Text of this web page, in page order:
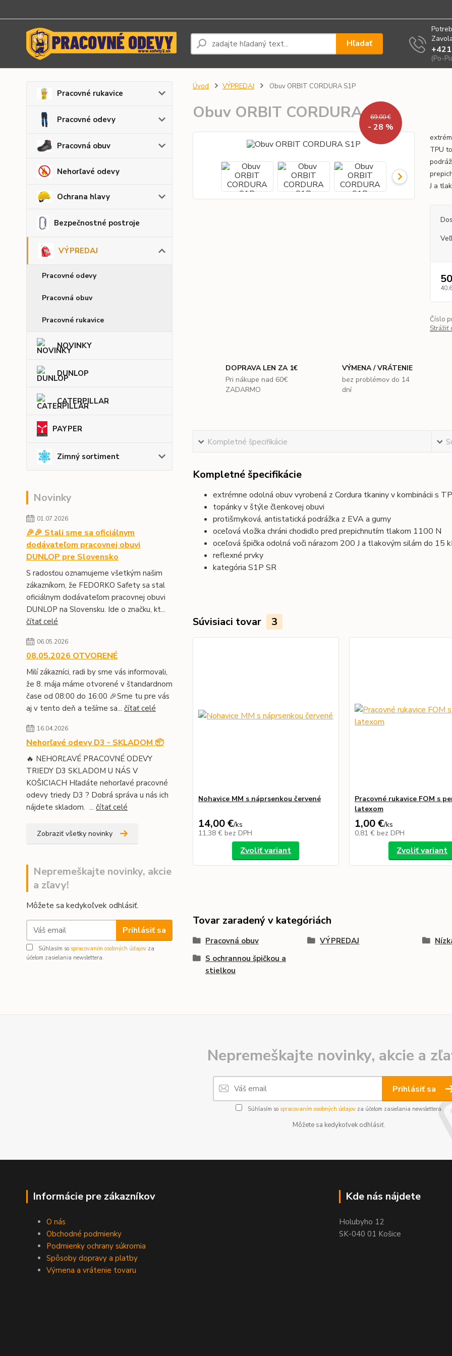
Hľadať
(Po-
Pracovné rukavice
Pracovné odevy
Pracovná obuv
Nehorľavé odevy
Ochrana hlavy
Bezpečnostné postroje
VÝPREDAJ
Pracovné odevy
Pracovná obuv
Pracovné rukavice
NOVINKY
DUNLOP
CATERPILLAR
PAYPER
Zimný sortiment
Novinky
01.07.2026
🎉🎉 Stali sme sa oficiálnym
dodávateľom pracovnej obuvi
DUNLOP pre Slovensko
S radosťou oznamujeme všetkým našim
zákazníkom, že FEDORKO Safety sa stal
oficiálnym dodávateľom pracovnej obuvi
DUNLOP na Slovensku. Ide o značku, kt...
čítať celé
06.05.2026
08.05.2026 OTVORENÉ
Milí zákazníci, radi by sme vás informovali,
že 8. mája máme otvorené v štandardnom
čase od 08:00 do 16:00 🎉Sme tu pre vás
aj v tento deň a tešíme sa... čítať celé
16.04.2026
Nehorľavé odevy D3 - SKLADOM 📦
🔥 NEHORĽAVÉ PRACOVNÉ ODEVY
TRIEDY D3 SKLADOM U NÁS V
KOŠICIACH Hľadáte nehorľavé pracovné
odevy triedy D3 ? Dobrá správa u nás ich
nájdete skladom. ... čítať celé
Zobraziť všetky novinky
Nepremeškajte novinky, akcie
a zľavy!
Môžete sa kedykoľvek odhlásiť.
Prihlásiť sa
Súhlasím so spracovaním osobných údajov za
účelom zasielania newslettera.
Úvod VÝPREDAJ Obuv ORBIT CORDURA S1P
Obuv ORBIT CORDURA S1P
69,00 €
- 28 %
TPU
J a
Číslo
Strážiť
DOPRAVA LEN ZA 1€
Pri nákupe nad 60€
ZADARMO
VÝMENA / VRÁTENIE
bez problémov do 14
dní
Kompletné špecifikácie
Kompletné špecifikácie
extrémne odolná obuv vyrobená z Cordura tkaniny v kombinácii s
topánky v štýle členkovej obuvi
protišmyková, antistatická podrážka z EVA a gumy
oceľová vložka chráni chodidlo pred prepichnutím tlakom 1100 N
oceľová špička odolná voči nárazom 200 J a tlakovým silám do 15
reflexné prvky
kategória S1P SR
Súvisiaci tovar 3
Nohavice MM s náprsenkou červené
14,00 €/ks
11,38 € bez DPH
Zvoliť variant
Pracovné rukavice FOM s
latexom
1,00 €/ks
0,81 € bez DPH
Zvoliť variant
Tovar zaradený v kategóriách
Pracovná obuv VÝPREDAJ
S ochrannou špičkou a
stielkou
Nepremeškajte novinky, akcie a
Prihlásiť sa
Súhlasím so spracovaním osobných údajovza účelom zasielania newslettera.
Môžete sa kedykoľvek odhlásiť.
Informácie pre zákazníkov
O nás
Obchodné podmienky
Podmienky ochrany súkromia
Spôsoby dopravy a platby
Výmena a vrátenie tovaru
Kde nás nájdete
Holubyho 12
SK-040 01 Košice